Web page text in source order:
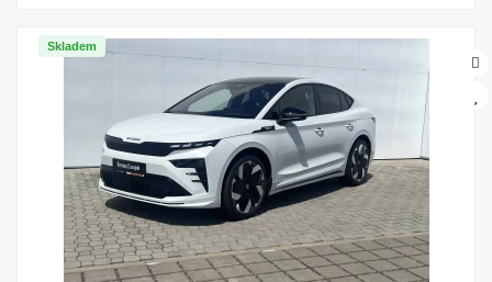
Skladem